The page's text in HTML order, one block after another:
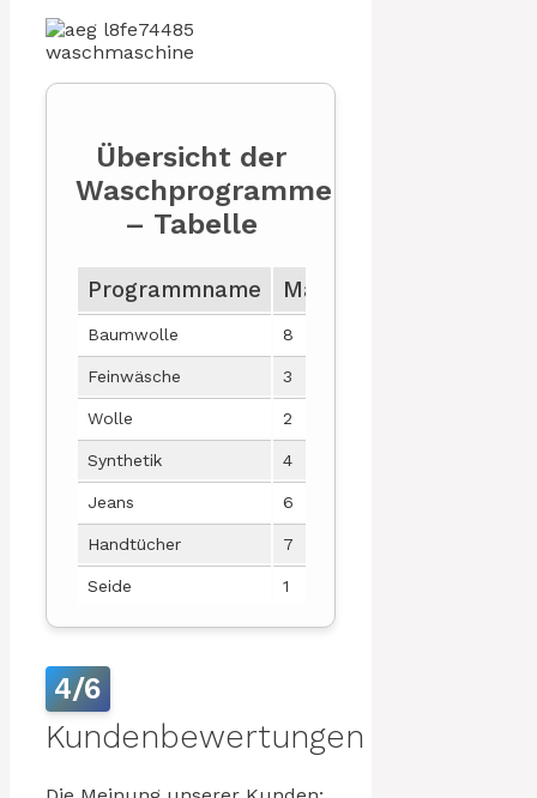
Übersicht der
Waschprogramme
– Tabelle
Programmname Max. Beladung (kg)
Baumwolle 8
Feinwäsche 3
Wolle 2
Synthetik 4
Jeans 6
Handtücher 7
Seide 1
4/6
Kundenbewertungen